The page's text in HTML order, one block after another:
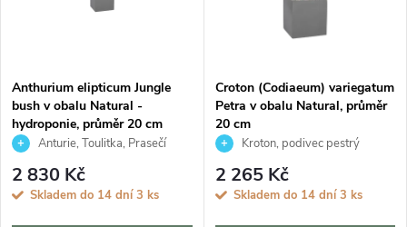
Anthurium elipticum Jungle
bush v obalu Natural -
hydroponie, průměr 20 cm
Anturie, Toulitka, Prasečí
2 830 Kč
Skladem do 14 dní3 ks
Croton (Codiaeum) variegatum
Petra v obalu Natural, průměr
20 cm
Kroton, podivec pestrý
2 265 Kč
Skladem do 14 dní3 ks